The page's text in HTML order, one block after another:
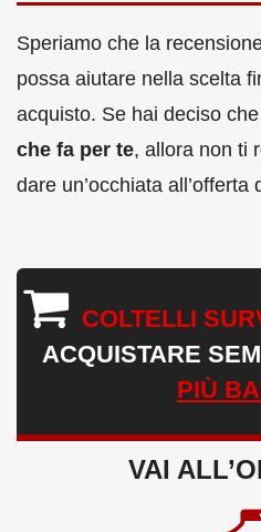
Speriamo che la
possa aiutare nella scelta
acquisto. Se hai deciso che
che fa per te, allora non ti
dare un’occhiata all’offerta
COLTELLI
ACQUISTARE
PIÙ
VAI